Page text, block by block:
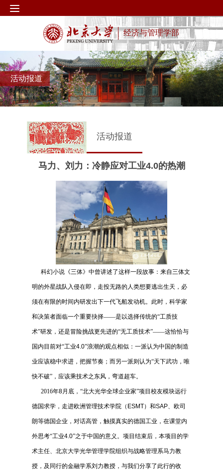
经济与管理学部
活动报道
活动报道
马力、刘力：冷静应对工业4.0的热潮
科幻小说《三体》中曾讲述了这样一段故事：来自三体文
明的外星战队入侵在即，走投无路的人类想要逃出生天，必
须在有限的时间内研发出下一代飞船发动机。此时，科学家
和决策者面临一个重要抉择——是以选择传统的“工质技
术”研发，还是冒险挑战更先进的“无工质技术”——这恰恰与
国内目前对“工业4.0”浪潮的观点相似：一派认为中国的制造
业应该稳中求进，把握节奏；而另一派则认为“天下武功，唯
快不破”，应该乘技术之东风，弯道超车。
2016年8月底，“北大光华全球企业家”项目校友模块远行
德国求学，走进欧洲管理技术学院（ ESMT）和SAP、欧司
朗等德国企业，对话高管，触摸真实的德国工业，在课堂内
外思考“工业4.0”之于中国的意义。项目结束后，本项目的学
术主任、北京大学光华管理学院组织与战略管理系马力教
授，及同行的金融学系刘力教授，与我们分享了此行的收